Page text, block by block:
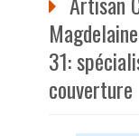
31:
couverture